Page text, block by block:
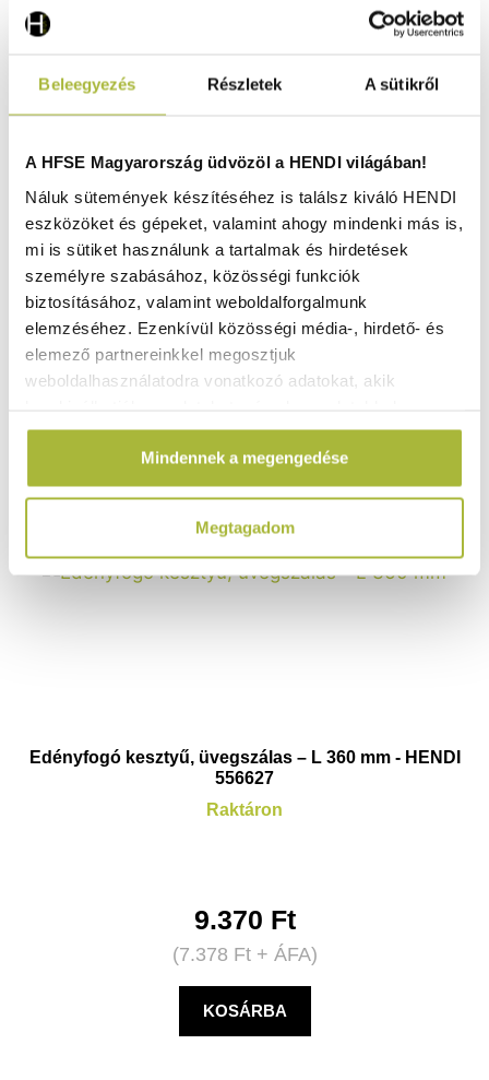
Beleegyezés Részletek A sütikről
A HFSE Magyarország üdvözöl a HENDI világában!
Náluk sütemények készítéséhez is találsz kiváló HENDI
eszközöket és gépeket, valamint ahogy mindenki más is,
mi is sütiket használunk a tartalmak és hirdetések
személyre szabásához, közösségi funkciók
biztosításához, valamint weboldalforgalmunk
elemzéséhez. Ezenkívül közösségi média-, hirdető- és
elemező partnereinkkel megosztjuk
weboldalhasználatodra vonatkozó adatokat, akik
amelyeket Te adtál meg számukra vagy az általad
használt más szolgáltatásokból gyűjtöttek.
Mindennek a megengedése
Megtagadom
Zsírszűrő olajsütőhöz – Világos szürke – 254×254 mm 50
7.560Ft
(5.953Ft+ ÁFA)
KOSÁRBA
Edényfogó kesztyű, üvegszálas – L 360 mm - HENDI
556627
Raktáron
9.370 Ft
(7.378 Ft+ ÁFA)
KOSÁRBA